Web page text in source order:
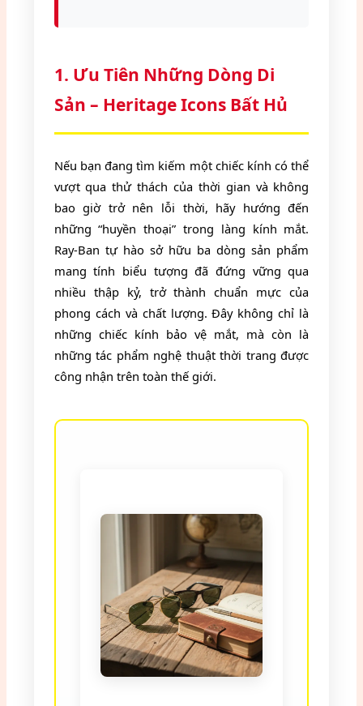
1. Ưu Tiên Những Dòng Di
Sản – Heritage Icons Bất Hủ
Nếu bạn đang tìm kiếm một chiếc kính có thể
vượt qua thử thách của thời gian và không
bao giờ trở nên lỗi thời, hãy hướng đến
những “huyền thoại” trong làng kính mắt.
Ray-Ban tự hào sở hữu ba dòng sản phẩm
mang tính biểu tượng đã đứng vững qua
nhiều thập kỷ, trở thành chuẩn mực của
phong cách và chất lượng. Đây không chỉ là
những chiếc kính bảo vệ mắt, mà còn là
những tác phẩm nghệ thuật thời trang được
công nhận trên toàn thế giới.